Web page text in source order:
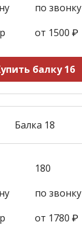
по звонку
от 1500 ₽
балку 16
Балка 18
180
по звонку
от 1780 ₽